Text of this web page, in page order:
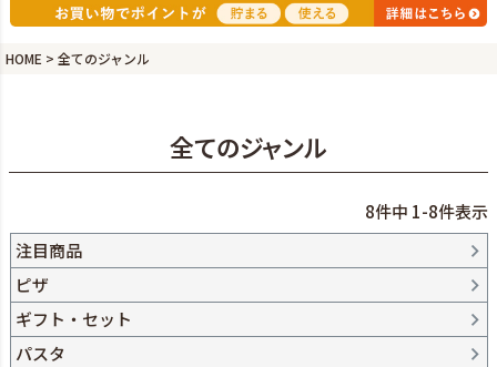
HOME 全てのジャンル
全てのジャンル
8件中 1-8件表示
注目商品
ピザ
ギフト・セット
パスタ